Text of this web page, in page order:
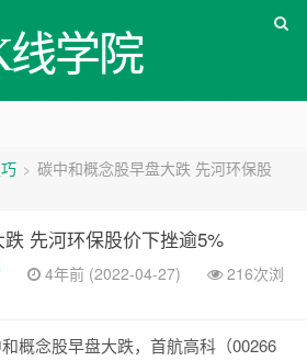
线学院
> 碳中和概念股早盘大跌 先河环保股
先河环保股价下挫逾5%
4年前 (2022-04-27)
216次浏
概念股早盘大跌，首航高科（00266